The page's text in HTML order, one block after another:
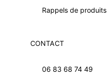
Rappels de produits
CONTACT
06 83 68 74 49